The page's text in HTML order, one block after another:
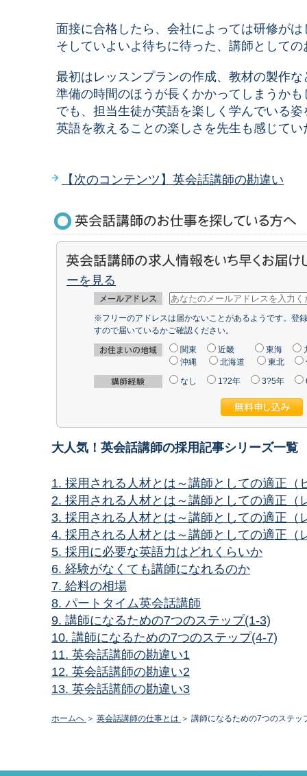
面接に合格したら、会社によっては研修がは
そしていよいよ待ちに待った、講師として
最初はレッスンプランの作成、教材の製作
準備の時間のほうが長くかかってしまうかも
でも、担当生徒が英語を楽しく学んでいる姿
英語を教えることの楽しさを先生も感じて
【次のコンテンツ】英会話講師の勘違い
ーを見る
※フリーのアドレスは届かないことがあるようです。登
すので届いているかご確認ください。
関東
近畿 東海
沖縄
北海道 東北
なし
1?2年 3?5年
大人気！英会話講師の採用記事シリーズ一覧
1. 採用される人材とは～講師としての適正（
2. 採用される人材とは～講師としての適正（
3. 採用される人材とは～講師としての適正（
4. 採用される人材とは～講師としての適正（
5. 採用に必要な英語力はどれくらいか
6. 経験がなくても講師になれるのか
7. 給料の相場
8. パートタイム英会話講師
9. 講師になるための7つのステップ(1-3)
10. 講師になるための7つのステップ(4-7)
11. 英会話講師の勘違い1
12. 英会話講師の勘違い2
13. 英会話講師の勘違い3
ホームへ ＞ 英会話講師の仕事とは ＞ 講師になるための7つのステッ